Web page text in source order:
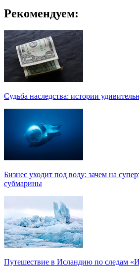
Рекомендуем:
Судьба наследства: истории
Бизнес уходит под воду: зачем на
субмарины
Путешествие в Исландию по следам